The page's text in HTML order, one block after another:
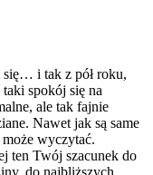
się… i tak z pół roku,
spokój się na
ale tak fajnie
Nawet jak są same
wyczytać.
ten Twój szacunek do
do najbliższych.